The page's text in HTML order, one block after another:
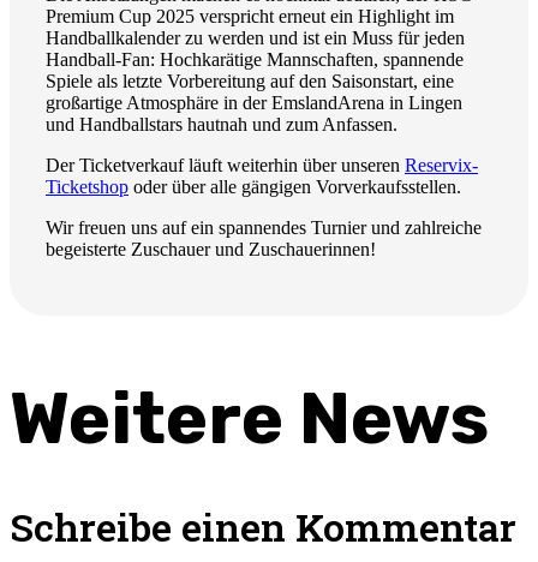
Premium Cup 2025 verspricht erneut ein Highlight im
Handballkalender zu werden und ist ein Muss für jeden
Handball-Fan: Hochkarätige Mannschaften, spannende
Spiele als letzte Vorbereitung auf den Saisonstart, eine
großartige Atmosphäre in der EmslandArena in Lingen
und Handballstars hautnah und zum Anfassen.
Der Ticketverkauf läuft weiterhin über unseren Reservix-
Ticketshop oder über alle gängigen Vorverkaufsstellen.
Wir freuen uns auf ein spannendes Turnier und zahlreiche
begeisterte Zuschauer und Zuschauerinnen!
Weitere News
Schreibe einen Kommentar